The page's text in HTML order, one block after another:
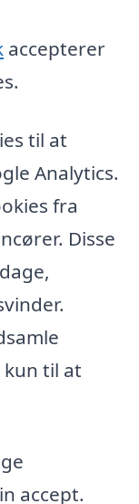
accepterer
til at
Analytics.
fra
Disse
til at
accept.